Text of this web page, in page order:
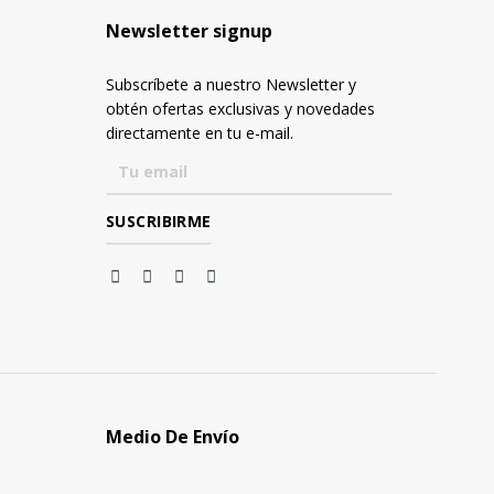
Newsletter signup
Subscríbete a nuestro Newsletter y
obtén ofertas exclusivas y novedades
directamente en tu e-mail.
Medio De Envío